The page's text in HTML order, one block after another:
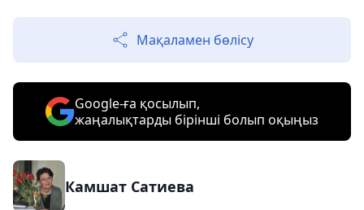
Мақаламен бөлісу
Google-ға қосылып,
жаңалықтарды бірінші болып оқыңыз
Камшат Сатиева